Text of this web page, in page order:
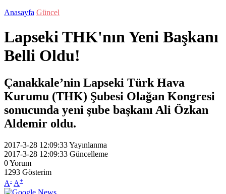
Anasayfa Güncel
Lapseki THK'nın Yeni Başkanı
Belli Oldu!
Çanakkale’nin Lapseki Türk Hava
Kurumu (THK) Şubesi Olağan Kongresi
sonucunda yeni şube başkanı Ali Özkan
Aldemir oldu.
2017-3-28 12:09:33Yayınlanma
2017-3-28 12:09:33 Güncelleme
0Yorum
1293 Gösterim
A- A+